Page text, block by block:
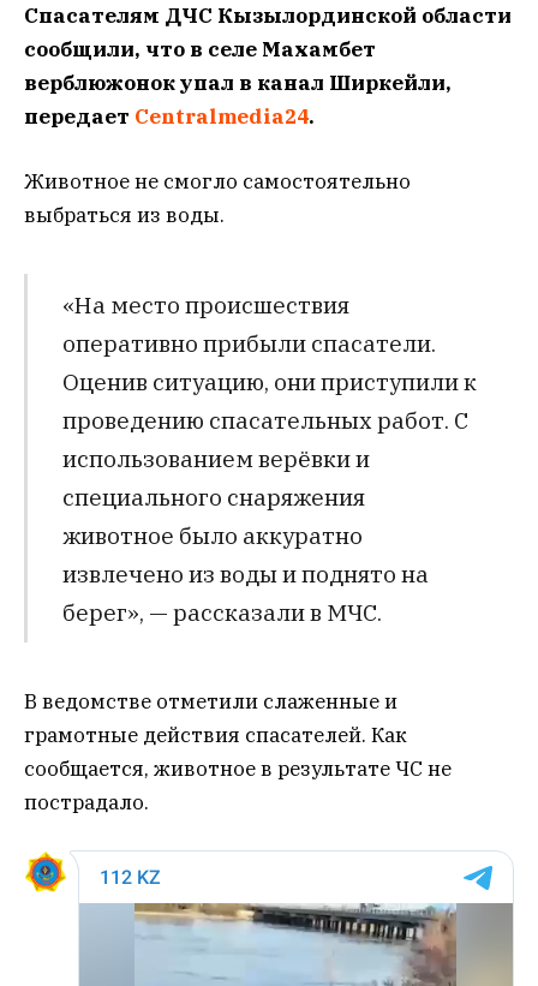
Спасателям ДЧС Кызылординской области
сообщили, что в селе Махамбет
верблюжонок упал в канал Ширкейли,
передает Centralmedia24.
Животное не смогло самостоятельно
выбраться из воды.
«На место происшествия
оперативно прибыли спасатели.
Оценив ситуацию, они приступили к
проведению спасательных работ. С
использованием верёвки и
специального снаряжения
животное было аккуратно
извлечено из воды и поднято на
берег», — рассказали в МЧС.
В ведомстве отметили слаженные и
грамотные действия спасателей. Как
сообщается, животное в результате ЧС не
пострадало.